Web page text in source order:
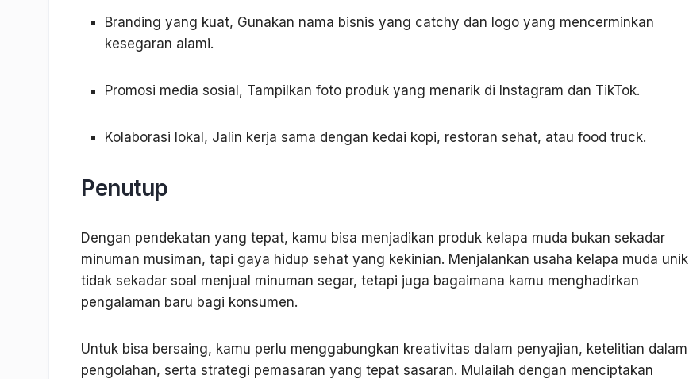
Branding yang kuat, Gunakan nama bisnis yang catchy dan logo yang mencerminkan
kesegaran alami.
Promosi media sosial, Tampilkan foto produk yang menarik di Instagram dan TikTok.
Kolaborasi lokal, Jalin kerja sama dengan kedai kopi, restoran sehat, atau food truck.
Penutup
Dengan pendekatan yang tepat, kamu bisa menjadikan produk kelapa muda bukan sekadar
minuman musiman, tapi gaya hidup sehat yang kekinian. Menjalankan usaha kelapa muda unik
tidak sekadar soal menjual minuman segar, tetapi juga bagaimana kamu menghadirkan
pengalaman baru bagi konsumen.
Untuk bisa bersaing, kamu perlu menggabungkan kreativitas dalam penyajian, ketelitian dalam
pengolahan, serta strategi pemasaran yang tepat sasaran. Mulailah dengan menciptakan